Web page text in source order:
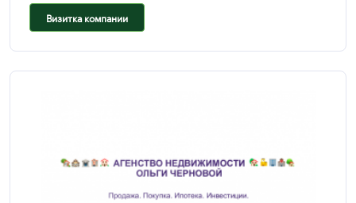
Визитка компании